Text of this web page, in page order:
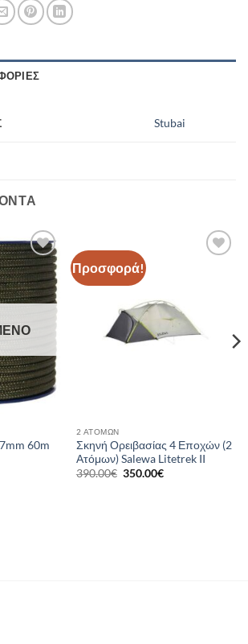
Stubai
Add to
wishlist
7mm 60m
Προσφορά!
2 ΑΤΌΜΩΝ
Σκηνή Ορειβασίας 4 Εποχών (2
Ατόμων) Salewa Litetrek II
390.00€ Original
350.00€Η